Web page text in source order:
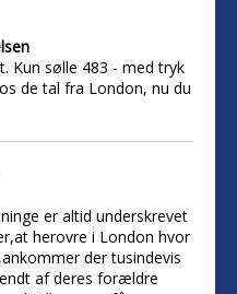
Kun sølle 483 - med tryk
de tal fra London, nu du
er altid underskrevet
herovre i London hvor
der tusindevis
af deres forældre